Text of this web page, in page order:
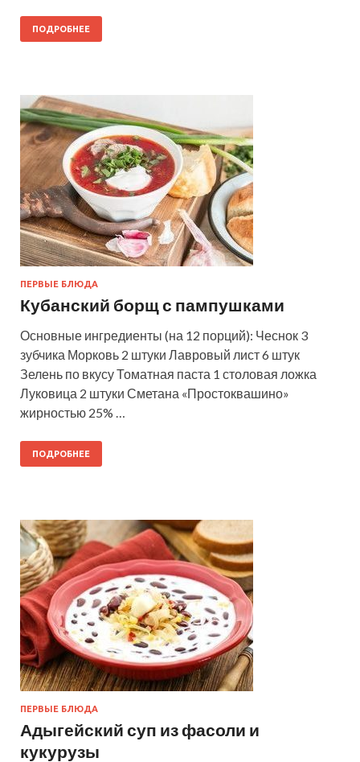
ПОДРОБНЕЕ
ПЕРВЫЕ БЛЮДА
Кубанский борщ с пампушками
Основные ингредиенты (на 12 порций): Чеснок 3
зубчика Морковь 2 штуки Лавровый лист 6 штук
Зелень по вкусу Томатная паста 1 столовая ложка
Луковица 2 штуки Сметана «Простоквашино»
жирностью 25% …
ПОДРОБНЕЕ
ПЕРВЫЕ БЛЮДА
Адыгейский суп из фасоли и
кукурузы